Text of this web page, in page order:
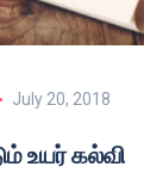
July 20, 2018
உயர் கல்வி